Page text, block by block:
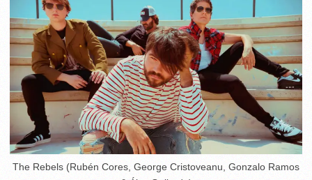
The Rebels (Rubén Cores, George Cristoveanu, Gonzalo Ramos